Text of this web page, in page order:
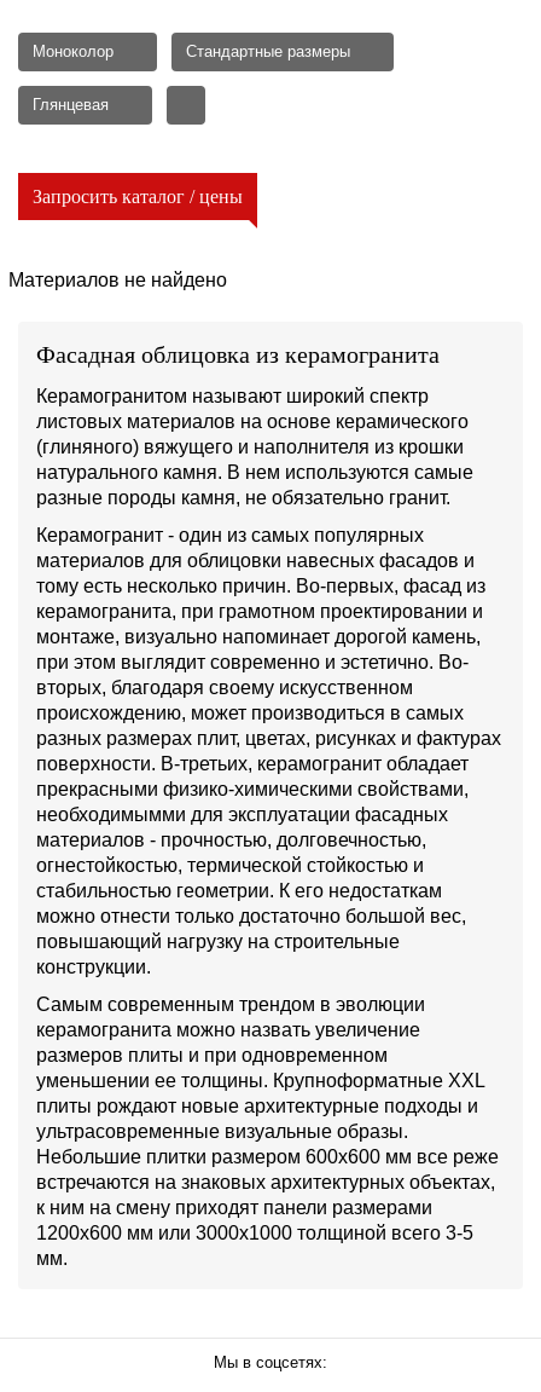
Моноколор Стандартные размеры
Глянцевая
Запросить каталог / цены
Материалов не найдено
Фасадная облицовка из керамогранита
Керамогранитом называют широкий спектр
листовых материалов на основе керамического
(глиняного) вяжущего и наполнителя из крошки
натурального камня. В нем используются самые
разные породы камня, не обязательно гранит.
Керамогранит - один из самых популярных
материалов для облицовки навесных фасадов и
тому есть несколько причин. Во-первых, фасад из
керамогранита, при грамотном проектировании и
монтаже, визуально напоминает дорогой камень,
при этом выглядит современно и эстетично. Во-
вторых, благодаря своему искусственном
происхождению, может производиться в самых
разных размерах плит, цветах, рисунках и фактурах
поверхности. В-третьих, керамогранит обладает
прекрасными физико-химическими свойствами,
необходимымми для эксплуатации фасадных
материалов - прочностью, долговечностью,
огнестойкостью, термической стойкостью и
стабильностью геометрии. К его недостаткам
можно отнести только достаточно большой вес,
повышающий нагрузку на строительные
конструкции.
Самым современным трендом в эволюции
керамогранита можно назвать увеличение
размеров плиты и при одновременном
уменьшении ее толщины. Крупноформатные XXL
плиты рождают новые архитектурные подходы и
ультрасовременные визуальные образы.
Небольшие плитки размером 600х600 мм все реже
встречаются на знаковых архитектурных объектах,
к ним на смену приходят панели размерами
1200х600 мм или 3000х1000 толщиной всего 3-5
мм.
Мы в соцсетях: